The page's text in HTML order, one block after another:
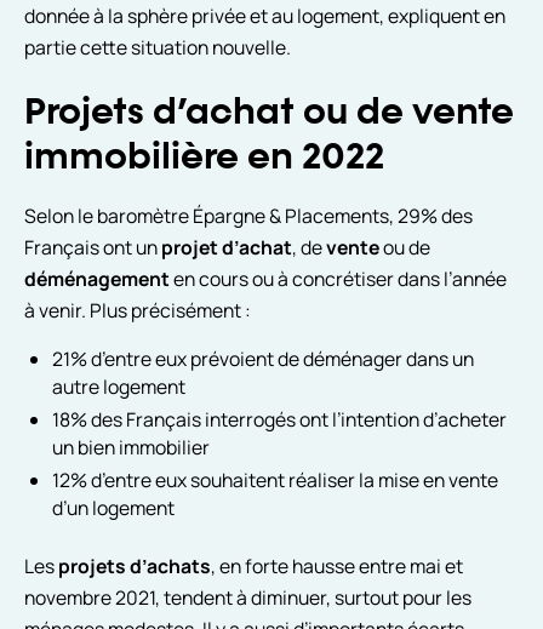
donnée à la sphère privée et au logement, expliquent en
partie cette situation nouvelle.
Projets d’achat ou de vente
immobilière en 2022
Selon le baromètre Épargne & Placements, 29% des
Français ont unprojet d’achat, deventeou de
déménagementen cours ou à concrétiser dans l’année
à venir. Plus précisément :
21% d’entre eux prévoient de déménager dans un
autre logement
18% des Français interrogés ont l’intention d’acheter
un bien immobilier
12% d’entre eux souhaitent réaliser la mise en vente
d’un logement
Lesprojets d’achats, en forte hausse entre mai et
novembre 2021, tendent à diminuer, surtout pour les